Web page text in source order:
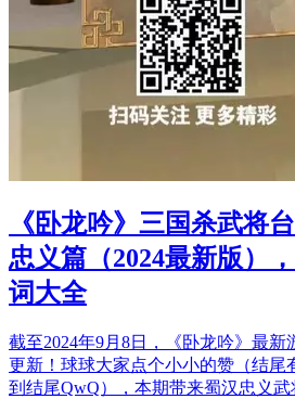
《卧龙吟》三国杀武将
忠义篇（2024最新版）
词大全
截至2024年9月8日，《卧龙吟》最
更新！球球大家点个小小的赞（结尾
到结尾QwQ），本期带来蜀汉忠义